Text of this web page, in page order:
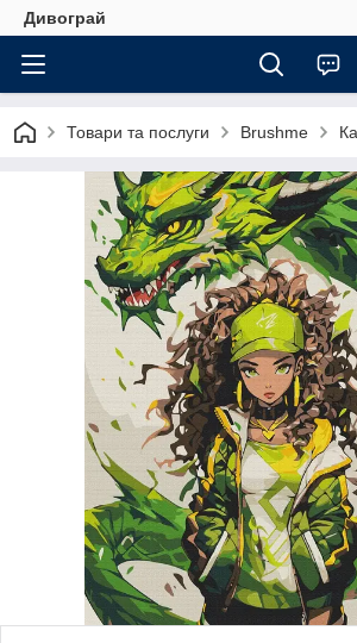
Дивограй
Товари та послуги Brushme